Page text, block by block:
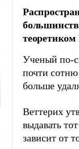
Ученый по-
почти сотню
больше
Веттерих
выдавать
зависит от